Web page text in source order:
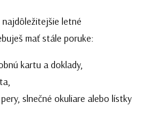
letné
mať stále poruke:
kartu a doklady,
slnečné okuliare alebo lístky